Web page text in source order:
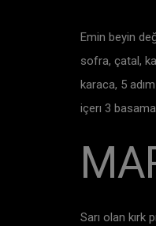
Emin beyin
sofra, çatal,
karaca, 5
içerı 3
Sarı olan kırk